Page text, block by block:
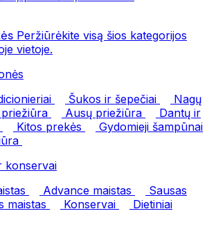
Peržiūrėkite visą šios kategorijos
vietoje.
Šukos ir šepečiai
Nagų
Ausų priežiūra
Dantų ir
Kitos prekės
Gydomieji šampūnai
konservai
Advance maistas
Sausas
maistas Konservai
Dietiniai